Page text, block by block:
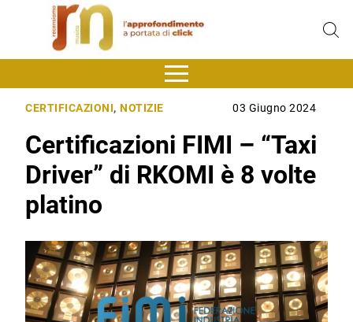
CERTIFICAZIONI,NOTIZIE 03 Giugno 2024
Certificazioni FIMI – “Taxi
Driver” di RKOMI è 8 volte
platino